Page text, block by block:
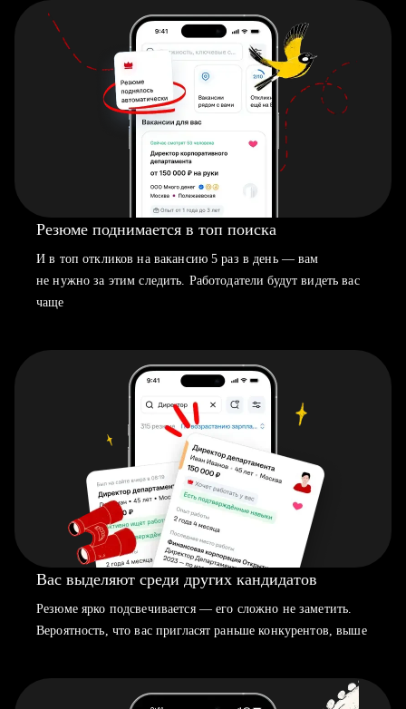
Резюме поднимается в топ поиска
И в топ откликов на вакансию 5 раз в день — вам
не нужно за этим следить. Работодатели будут видеть вас
чаще
Вас выделяют среди других кандидатов
Резюме ярко подсвечивается — его сложно не заметить.
Вероятность, что вас пригласят раньше конкурентов, выше